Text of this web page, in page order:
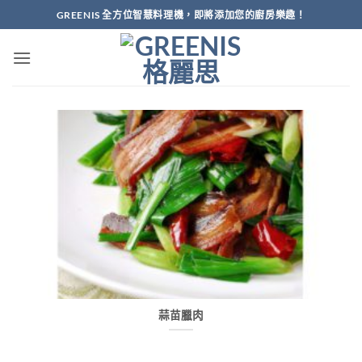
to
content
GREENIS 全方位智慧料理機，即將添加您的廚房樂趣！
蒜苗臘肉